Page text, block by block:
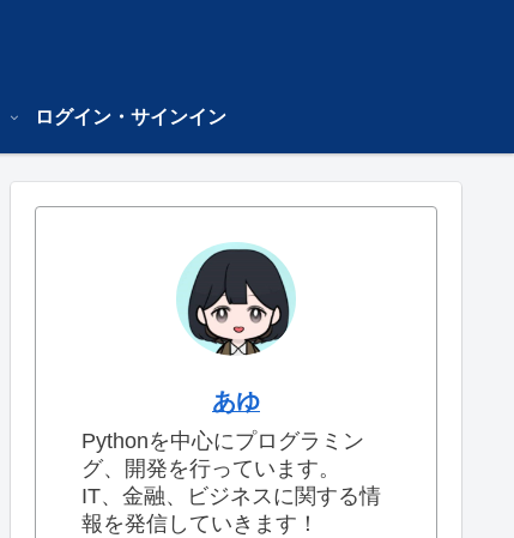
ログイン・サインイン
あゆ
Pythonを中心にプログラミン
グ、開発を行っています。
IT、金融、ビジネスに関する情
報を発信していきます！